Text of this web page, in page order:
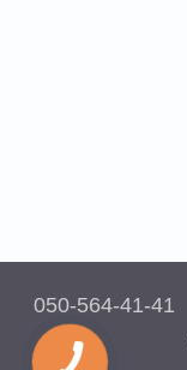
050-564-41-41